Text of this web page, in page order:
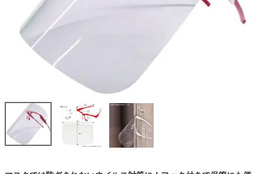
オーダーメイドテープシリーズ
ドリームパック
ドリームパックシリーズ
くりぴた浮きウキシリーズ
デザインシール